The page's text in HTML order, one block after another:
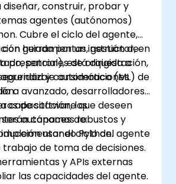
construir, probar y
agentes (autónomos)
Cubre el ciclo del agente,
herramientas, gestión de
patrones de orquestación,
y consideraciones
guiada por un instructor, en
presencial), está dirigida a
automático (ML) de
a avanzado, desarrolladores
de software que deseen
autónomos robustos y
usando Python.
capacitación, los
capaces de:
implementar el ciclo del agente
trabajo de toma de decisiones.
y APIs externas
las capacidades del agente.